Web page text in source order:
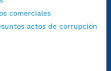
comerciales
actos de corrupción
ciudadanos-
disciplinario/